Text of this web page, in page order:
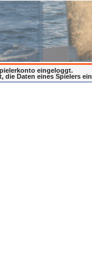
eingeloggt.
die Daten eines Spielers